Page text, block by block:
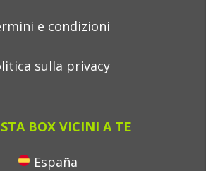
e condizioni
sulla privacy
BOX VICINI A TE
España